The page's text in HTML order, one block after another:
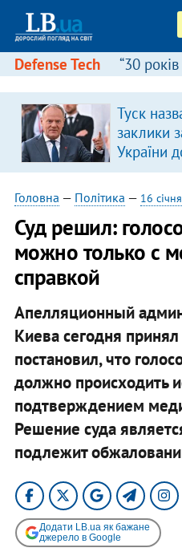
Defense Tech “30 років
Туск
заклики
України
риторику
Головна — Політика — 16
Суд решил:
можно только с
справкой
Апелляционный
Киева сегодня
постановил, что
должно происходить
подтверждением
Решение суда
подлежит
Додати LB.ua як бажане
джерело в Google